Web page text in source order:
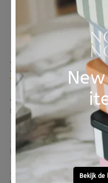
JELLYCAT
1 review
€ 21,95
Sold Out
Je favoriete
neem je overal
Jellycat knuffeldoekjes